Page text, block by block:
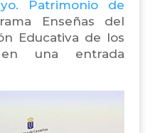
Patrimonio de
Enseñas del
Educativa de los
una entrada